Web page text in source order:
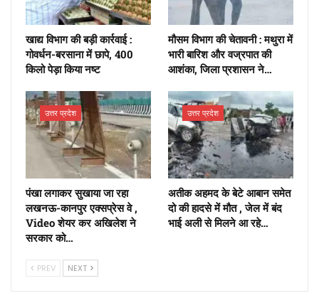
खाद्य विभाग की बड़ी कार्रवाई :
गोवर्धन-बरसाना में छापे, 400
किलो पेड़ा किया नष्ट
मौसम विभाग की चेतावनी : मथुरा में
भारी बारिश और वज्रपात की
आशंका, जिला प्रशासन ने…
उत्तर प्रदेश
पंखा लगाकर सुखाया जा रहा
लखनऊ-कानपुर एक्सप्रेस वे ,
Video शेयर कर अखिलेश ने
सरकार को…
उत्तर प्रदेश
अतीक अहमद के बेटे आबान समेत
दो की हादसे में मौत , जेल में बंद
भाई अली से मिलने आ रहे…
PREV NEXT